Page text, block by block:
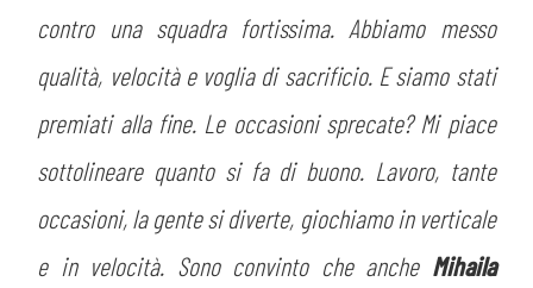
contro una squadra fortissima. Abbiamo messo
qualità, velocità e voglia di sacrificio. E siamo stati
premiati alla fine. Le occasioni sprecate? Mi piace
sottolineare quanto si fa di buono. Lavoro, tante
occasioni, la gente si diverte, giochiamo in verticale
e in velocità. Sono convinto che anche Mihaila